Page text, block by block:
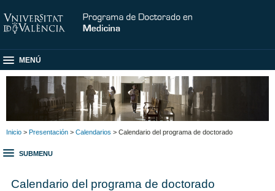
MENÚ
Inicio > Presentación > Calendarios > Calendario del programa de doctorado
SUBMENU
Calendario del programa de doctorado